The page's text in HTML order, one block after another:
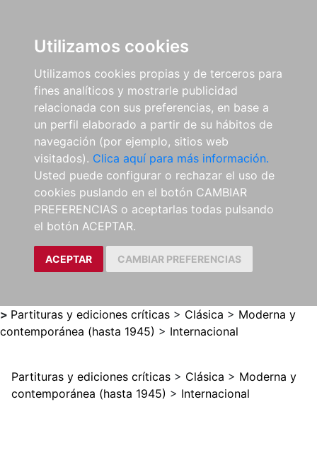
Utilizamos cookies
Utilizamos cookies propias y de terceros para
fines analíticos y mostrarle publicidad
relacionada con sus preferencias, en base a
un perfil elaborado a partir de su hábitos de
navegación (por ejemplo, sitios web
visitados). Clica aquí para más información.
Usted puede configurar o rechazar el uso de
cookies puslando en el botón CAMBIAR
PREFERENCIAS o aceptarlas todas pulsando
el botón ACEPTAR.
ACEPTAR CAMBIAR PREFERENCIAS
> Partituras y ediciones críticas > Clásica > Moderna y
contemporánea (hasta 1945) > Internacional
Partituras y ediciones críticas > Clásica > Moderna y
contemporánea (hasta 1945) > Internacional